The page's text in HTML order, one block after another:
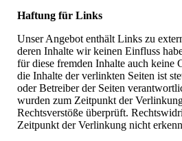
Haftung für Links
Unser Angebot enthält Links zu
deren Inhalte wir keinen Einfluss
für diese fremden Inhalte auch keine
die Inhalte der verlinkten Seiten ist
oder Betreiber der Seiten
wurden zum Zeitpunkt der
Rechtsverstöße überprüft.
Zeitpunkt der Verlinkung nicht